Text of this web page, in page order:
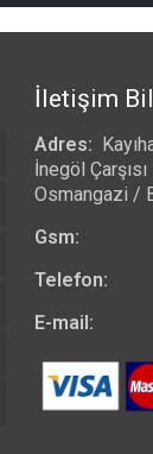
İletişim
Adres:
İnegöl
Osmangazi /
Gsm:
Telefon:
E-mail: